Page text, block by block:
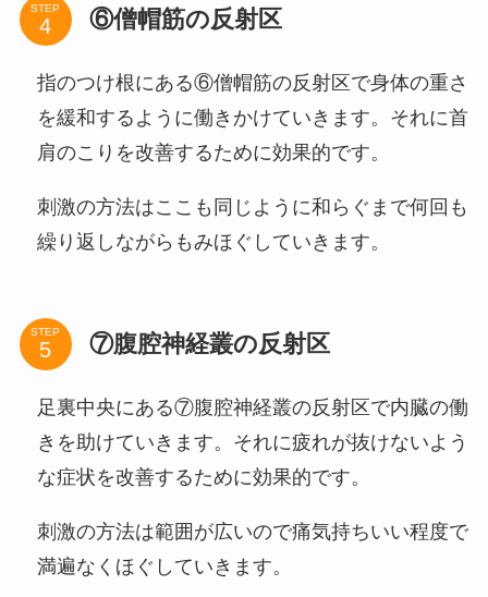
STEP ⑥僧帽筋の反射区
指のつけ根にある⑥僧帽筋の反射区で身体の重さ
を緩和するように働きかけていきます。それに首
肩のこりを改善するために効果的です。
刺激の方法はここも同じように和らぐまで何回も
繰り返しながらもみほぐしていきます。
STEP ⑦腹腔神経叢の反射区
足裏中央にある⑦腹腔神経叢の反射区で内臓の働
きを助けていきます。それに疲れが抜けないよう
な症状を改善するために効果的です。
刺激の方法は範囲が広いので痛気持ちいい程度で
満遍なくほぐしていきます。